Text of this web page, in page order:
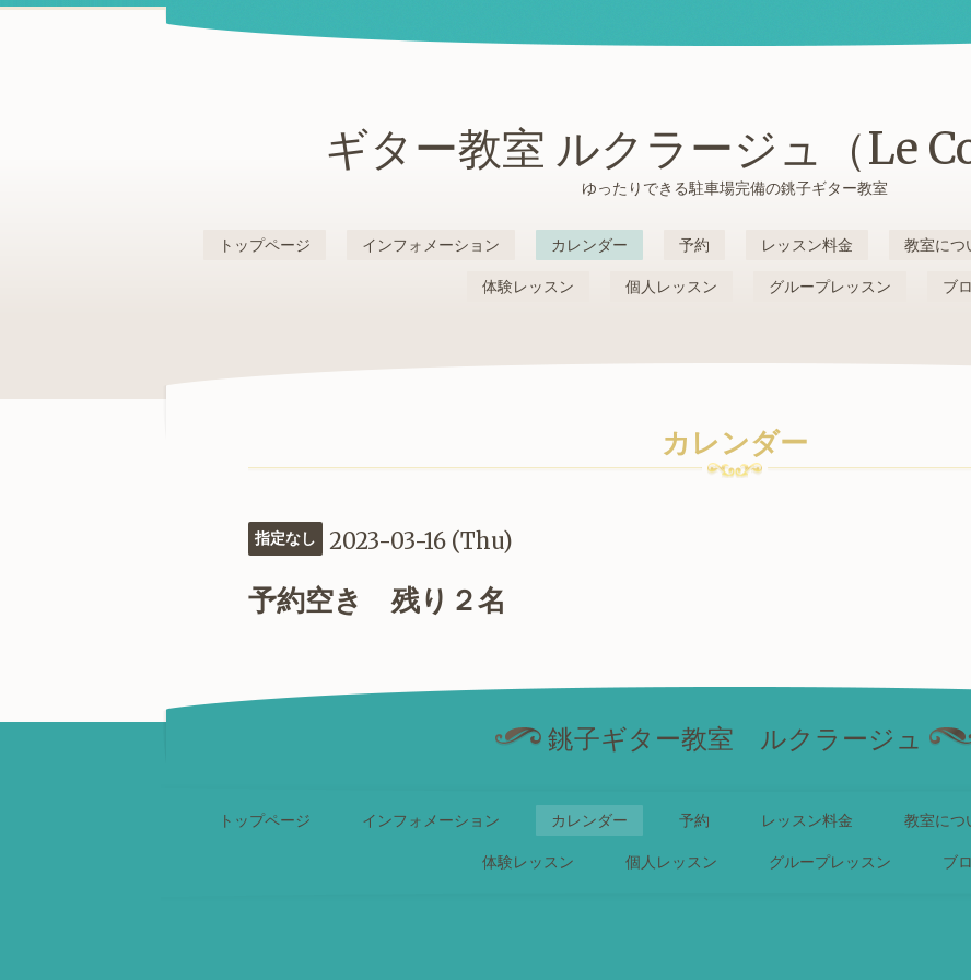
ギター教室 ルクラージュ（Le
ゆったりできる駐車場完備の銚子ギター教室
トップページ インフォメーション カレンダー 予約 レッスン料金 教室につ
体験レッスン 個人レッスン グループレッスン ブ
カレンダー
指定なし 2023-03-16 (Thu)
予約空き 残り２名
銚子ギター教室 ルクラージュ
トップページ インフォメーション カレンダー 予約 レッスン料金 教室につ
体験レッスン 個人レッスン グループレッスン ブ